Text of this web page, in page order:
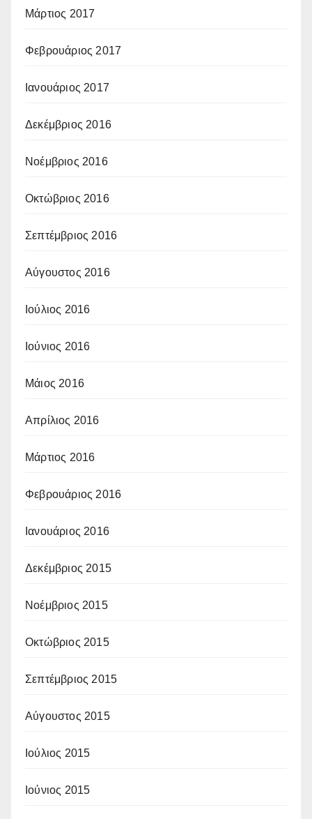
Μάρτιος 2017
Φεβρουάριος 2017
Ιανουάριος 2017
Δεκέμβριος 2016
Νοέμβριος 2016
Οκτώβριος 2016
Σεπτέμβριος 2016
Αύγουστος 2016
Ιούλιος 2016
Ιούνιος 2016
Μάιος 2016
Απρίλιος 2016
Μάρτιος 2016
Φεβρουάριος 2016
Ιανουάριος 2016
Δεκέμβριος 2015
Νοέμβριος 2015
Οκτώβριος 2015
Σεπτέμβριος 2015
Αύγουστος 2015
Ιούλιος 2015
Ιούνιος 2015